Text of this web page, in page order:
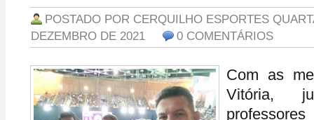
POSTADO POR CERQUILHO ESPORTES
DEZEMBRO DE 2021
0 COMENTÁRIOS
Com as
Vitória,